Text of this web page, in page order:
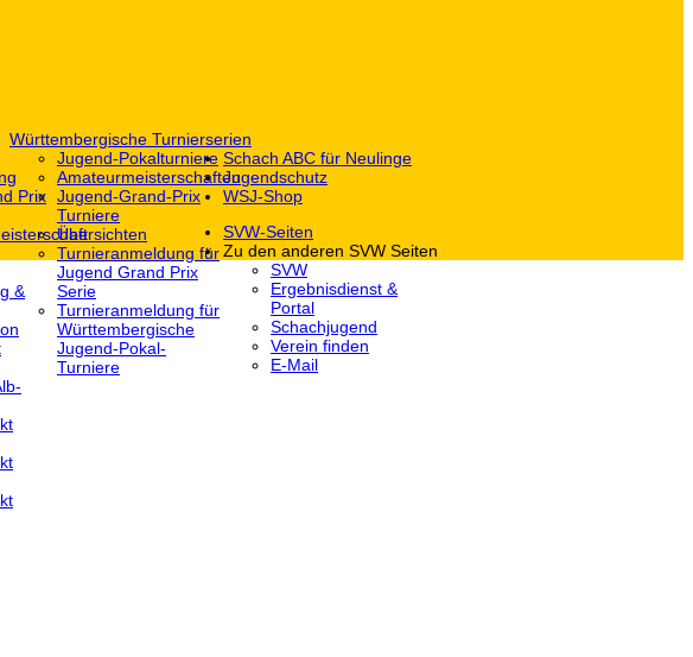
Prix
&
Württembergische Turnierserien
Jugend-Pokalturniere
Amateurmeisterschaften
Jugend-Grand-Prix
Turniere
Übersichten
Turnieranmeldung für
Jugend Grand Prix
Serie
Turnieranmeldung für
Württembergische
Jugend-Pokal-
Turniere
Schach ABC für Neulinge
Jugendschutz
WSJ-Shop
SVW-Seiten
Zu den anderen SVW Seiten
SVW
Ergebnisdienst &
Portal
Schachjugend
Verein finden
E-Mail